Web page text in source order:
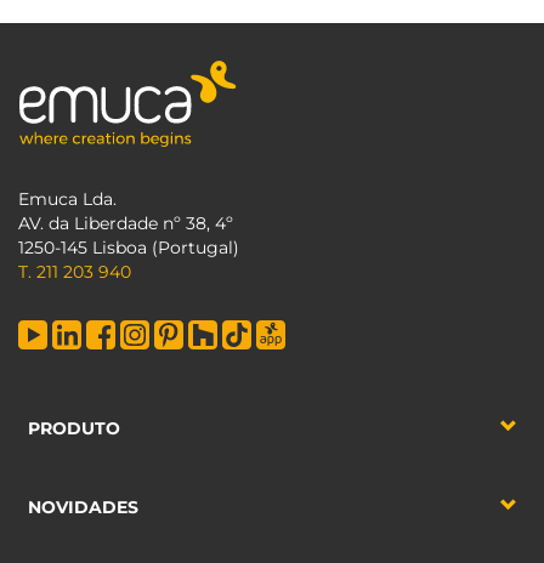
Emuca Lda.
AV. da Liberdade nº 38, 4º
1250-145 Lisboa (Portugal)
T. 211 203 940
PRODUTO
NOVIDADES